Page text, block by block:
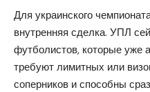
Для украинского
внутренняя сделка. УПЛ
футболистов, которые уже
требуют лимитных или
соперников и способны